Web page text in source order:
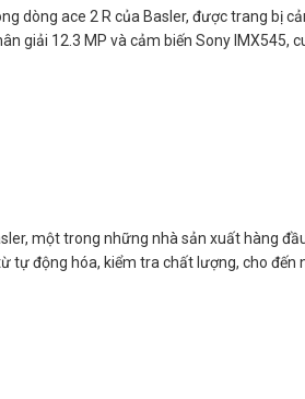
dòng ace 2 R của Basler, được trang bị
giải 12.3 MP và cảm biến Sony IMX545,
một trong những nhà sản xuất hàng
tự động hóa, kiểm tra chất lượng, cho